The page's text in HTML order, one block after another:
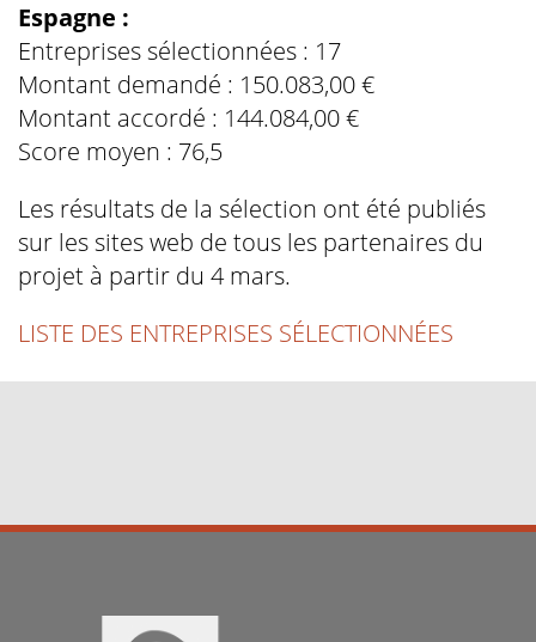
Espagne :
Entreprises sélectionnées : 17
Montant demandé : 150.083,00 €
Montant accordé : 144.084,00 €
Score moyen : 76,5
Les résultats de la sélection ont été publiés
sur les sites web de tous les partenaires du
projet à partir du 4 mars.
LISTE DES ENTREPRISES SÉLECTIONNÉES